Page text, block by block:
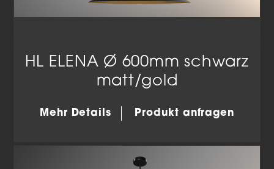
HL ELENA Ø 600mm schwarz
matt/gold
Mehr Details Produkt anfragen